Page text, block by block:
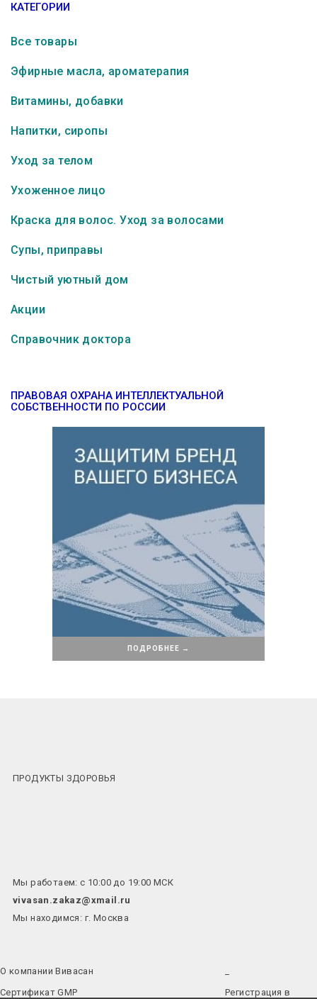
КАТЕГОРИИ
Все товары
Эфирные масла, ароматерапия
Витамины, добавки
Напитки, сиропы
Уход за телом
Ухоженное лицо
Краска для волос. Уход за волосами
Супы, приправы
Чистый уютный дом
Акции
Справочник доктора
ПРАВОВАЯ ОХРАНА ИНТЕЛЛЕКТУАЛЬНОЙ
СОБСТВЕННОСТИ ПО РОССИИ
ПОДРОБНЕЕ →
ПРОДУКТЫ ЗДОРОВЬЯ
Мы работаем: с 10:00 до 19:00 МСК
vivasan.zakaz@xmail.ru
Мы находимся: г. Москва
О компании Вивасан
Сертификат GMP
Регистрация в